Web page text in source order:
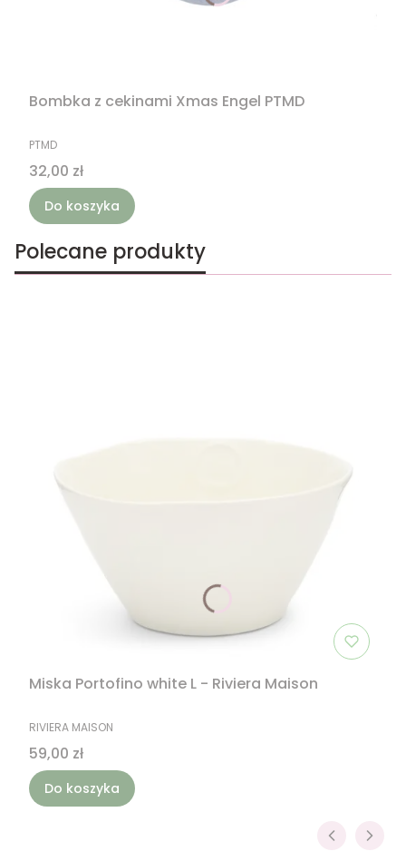
Bombka z cekinami Xmas Engel PTMD
PRODUCENT
PTMD
Cena
32,00 zł
Do koszyka
Polecane produkty
Miska Portofino white L - Riviera Maison
PRODUCENT
RIVIERA MAISON
Cena
59,00 zł
Do koszyka